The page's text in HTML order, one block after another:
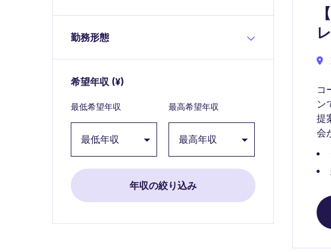
勤務形態
希望年収 (¥)
最低希望年収 最高希望年収
コ
ン
提
会